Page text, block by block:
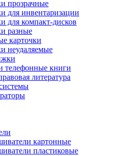
прозрачные
для инвентаризации
для компакт-дисков
разные
карточки
неудаляемые
телефонные книги
литература
картонные
пластиковые